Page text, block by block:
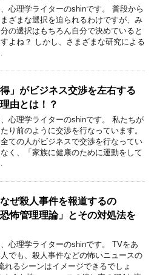
心理学ライターのshinです。 普段から
ざまな選択を迫られるわけですが、み
の選択はもちろん自分で決めていると
よね？ しかし、さまざまな研究による
得」がビジネス交渉を左右する
由とは！？
心理学ライターのshinです。 私たちが
り前のように交渉を行なっています。
ての人がビジネスで交渉を行なってい
く、「家族に健康のために運動をして
ぜ殺人事件を報道するの
怖管理理論」とその対処法を
心理学ライターのshinです。 TVをあ
でも、殺人事件などの怖いニュースの
れるシーンはイメージできるでしょ